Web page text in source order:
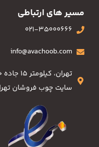
مسیر های ارتباطی
021-35000666
info@avachoob.com
تهران،
سایت چوب فروشان